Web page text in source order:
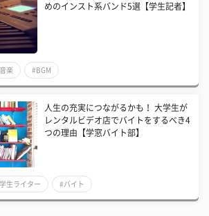
めのインスト系バンド5選【学生記者】
楽 #BGM
人生の充実につながるかも！ 大学生が
レンタルビデオ店でバイトをするべき4
つの理由【学窓バイト部】
生ライター #バイト